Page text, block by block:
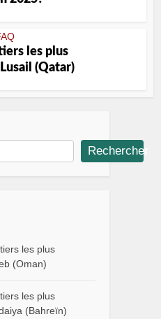
les plus
(Qatar)
Rechercher
les plus
(Oman)
les plus
(Bahreïn)